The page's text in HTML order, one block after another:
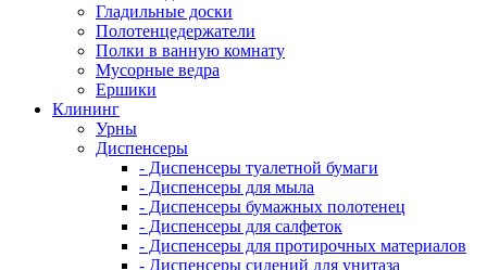
Гладильные доски
Полотенцедержатели
Полки в ванную комнату
Мусорные ведра
Ершики
Клининг
Урны
Диспенсеры
- Диспенсеры туалетной бумаги
- Диспенсеры для мыла
- Диспенсеры бумажных полотенец
- Диспенсеры для салфеток
- Диспенсеры для протирочных материалов
- Диспенсеры сидений для унитаза